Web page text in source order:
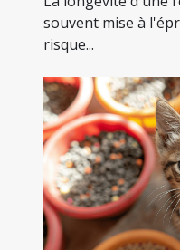
souvent mise à
risque...